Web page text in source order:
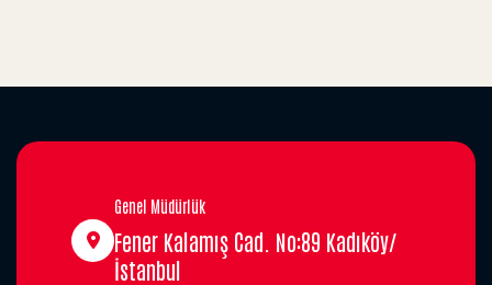
Genel Müdürlük
Fener Kalamış Cad. No:89 Kadıköy/
İstanbul